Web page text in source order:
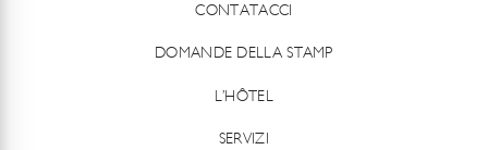
CONTATACCI
DOMANDE DELLA STAMP
L’HÔTEL
SERVIZI